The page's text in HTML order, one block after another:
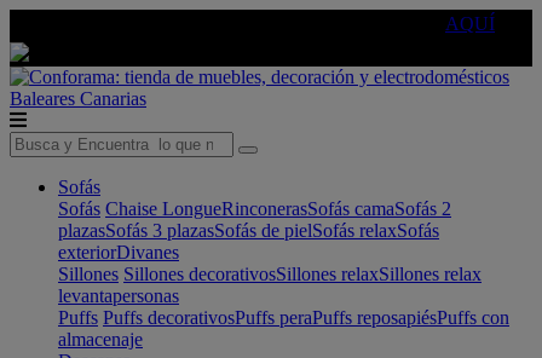
AQUÍ
Baleares Canarias
Sofás
Sofás Chaise LongueRinconerasSofás camaSofás 2
plazasSofás 3 plazasSofás de pielSofás relaxSofás
exteriorDivanes
Sillones Sillones decorativosSillones relaxSillones relax
levantapersonas
Puffs Puffs decorativosPuffs peraPuffs reposapiésPuffs con
almacenaje